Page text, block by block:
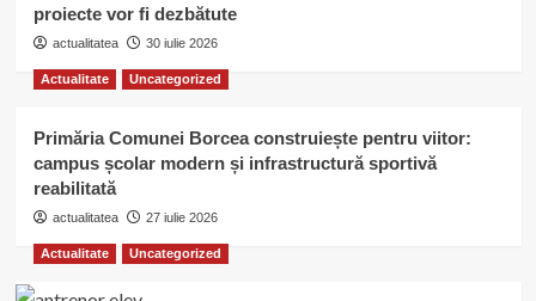
proiecte vor fi dezbătute
actualitatea 30 iulie 2026
Actualitate Uncategorized
Primăria Comunei Borcea construiește pentru viitor:
campus școlar modern și infrastructură sportivă
reabilitată
actualitatea 27 iulie 2026
Actualitate Uncategorized